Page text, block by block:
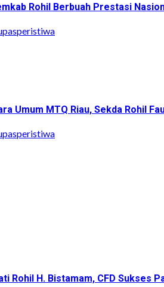
Rohil Berbuah Prestasi
Umum MTQ Riau, Sekda Rohil
Rohil H. Bistamam, CFD Sukses